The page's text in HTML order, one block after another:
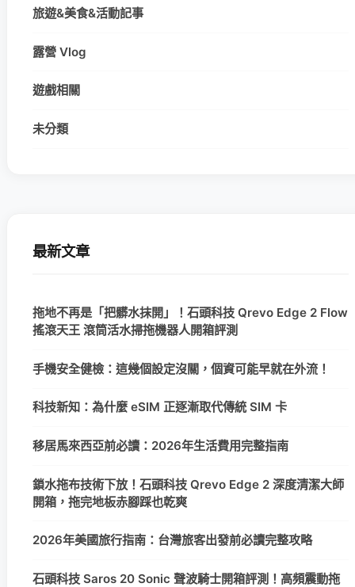
旅遊&美食&活動記事
露營 Vlog
遊戲相關
未分類
最新文章
拖地不再是「把髒水抹開」！石頭科技 Qrevo Edge 2 Flow
搖滾天王 滾筒活水掃拖機器人開箱評測
手機安全健檢：這幾個設定沒關，個資可能早就在外流！
科技新知：為什麼 eSIM 正逐漸取代傳統 SIM 卡
移居馬來西亞前必讀：2026年生活費用完整指南
鎖水拖布技術下放！石頭科技 Qrevo Edge 2 深度清潔大師
開箱，拖完地板赤腳踩也乾爽
2026年美國旅行指南：台灣旅客出發前必讀完整攻略
石頭科技 Saros 20 Sonic 聲波騎士開箱評測！高頻震動拖